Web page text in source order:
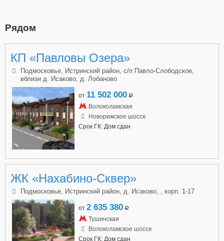
Рядом
КП «Павловы Озера»
Подмосковье, Истринский район, с/п Павло-Слободское,
вблизи д. Исаково, д. Лобаново
от 11 502 000 a
Волоколамская
Новорижское шоссе
Срок ГК: Дом сдан
ЖК «Нахабино-Сквер»
Подмосковье, Истринский район, д. Исаково, , корп. 1-17
от 2 635 380 a
Тушинская
Волоколамское шоссе
Срок ГК: Дом сдан